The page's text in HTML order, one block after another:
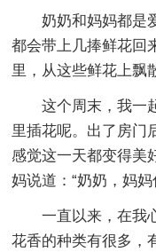
奶奶和妈妈都是
都会带上几捧鲜花回
里，从这些鲜花上飘
这个周末，我一
里插花呢。出了房门
感觉这一天都变得美
妈说道：“奶奶，妈
一直以来，在我
花香的种类有很多，